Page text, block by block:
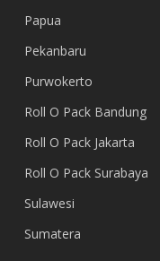
Papua
Pekanbaru
Purwokerto
Roll O Pack Bandung
Roll O Pack Jakarta
Roll O Pack Surabaya
Sulawesi
Sumatera